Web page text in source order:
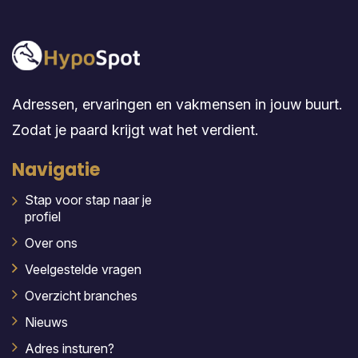
Adressen, ervaringen en vakmensen in jouw buurt.
Zodat je paard krijgt wat het verdient.
Navigatie
Stap voor stap naar je
profiel
Over ons
Veelgestelde vragen
Overzicht branches
Nieuws
Adres insturen?